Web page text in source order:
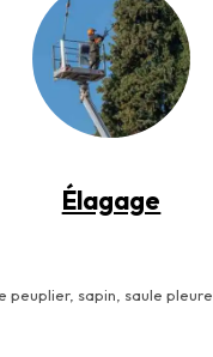
Élagage
peuplier, sapin, saule